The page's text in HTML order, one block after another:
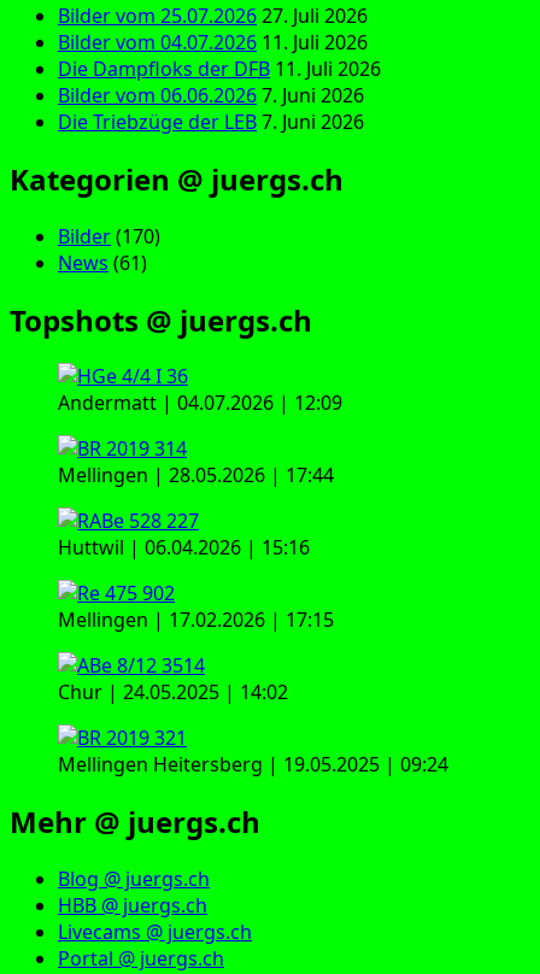
Bilder vom 25.07.202627. Juli 2026
Bilder vom 04.07.2026 11. Juli 2026
Die Dampfloks der DFB 11. Juli 2026
Bilder vom 06.06.20267. Juni 2026
Die Triebzüge der LEB7. Juni 2026
Kategorien @ juergs.ch
Bilder(170)
News (61)
Topshots @ juergs.ch
Andermatt | 04.07.2026 | 12:09
Mellingen | 28.05.2026 | 17:44
Huttwil | 06.04.2026 | 15:16
Mellingen | 17.02.2026 | 17:15
Chur | 24.05.2025 | 14:02
Mellingen Heitersberg | 19.05.2025 | 09:24
Mehr @ juergs.ch
Blog @ juergs.ch
HBB @ juergs.ch
Livecams @ juergs.ch
Portal @ juergs.ch